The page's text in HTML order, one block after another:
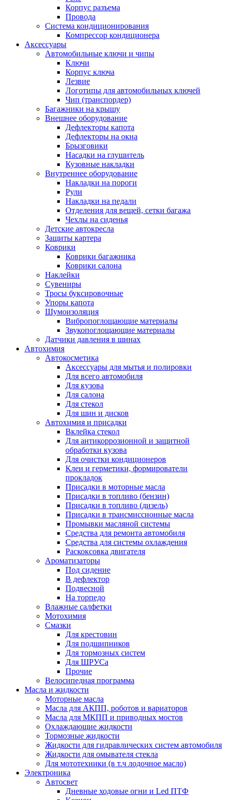
Корпус разъема
Провода
Система кондиционирования
Компрессор кондиционера
Аксессуары
Автомобильные ключи и чипы
Ключи
Корпус ключа
Лезвие
Логотипы для автомобильных ключей
Чип (транспордер)
Багажники на крышу
Внешнее оборудование
Дефлекторы капота
Дефлекторы на окна
Брызговики
Насадки на глушитель
Кузовные накладки
Внутреннее оборудование
Накладки на пороги
Рули
Накладки на педали
Отделения для вещей, сетки багажа
Чехлы на сиденья
Детские автокресла
Защиты картера
Коврики
Коврики багажника
Коврики салона
Наклейки
Сувениры
Тросы буксировочные
Упоры капота
Шумоизоляция
Вибропоглощающие материалы
Звукопоглощающие материалы
Датчики давления в шинах
Автохимия
Автокосметика
Аксессуары для мытья и полировки
Для всего автомобиля
Для кузова
Для салона
Для стекол
Для шин и дисков
Автохимия и присадки
Вклейка стекол
Для антикоррозионной и защитной
обработки кузова
Для очистки кондиционеров
Клеи и герметики, формирователи
прокладок
Присадки в моторные масла
Присадки в топливо (бензин)
Присадки в топливо (дизель)
Присадки в трансмиссионные масла
Промывки масляной системы
Средства для ремонта автомобиля
Средства для системы охлаждения
Раскоксовка двигателя
Ароматизаторы
Под сидение
В дефлектор
Подвесной
На торпедо
Влажные салфетки
Мотохимия
Смазки
Для крестовин
Для подшипников
Для тормозных систем
Для ШРУСа
Прочие
Велосипедная программа
Масла и жидкости
Моторные масла
Масла для АКПП, роботов и вариаторов
Масла для МКПП и приводных мостов
Охлаждающие жидкости
Тормозные жидкости
Жидкости для гидравлических систем автомобиля
Жидкости для омывателя стекла
Для мототехники (в т.ч лодочное масло)
Электроника
Автосвет
Дневные ходовые огни и Led ПТФ